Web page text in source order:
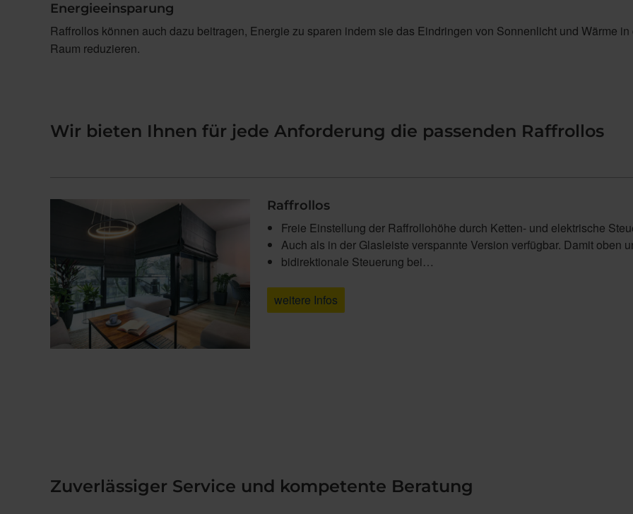
Energieeinsparung
Raffrollos können auch dazu beitragen, Energie zu sparen indem sie das Eindringen von Sonnenlicht und Wärme in
Raum reduzieren.
Wir bieten Ihnen für jede Anforderung die passenden Raffrollos
Raffrollos
Freie Einstellung der Raffrollohöhe durch Ketten- und elektrische
Auch als in der Glasleiste verspannte Version verfügbar. Damit oben
bidirektionale Steuerung bei…
weitere Infos
Zuverlässiger Service und kompetente Beratung